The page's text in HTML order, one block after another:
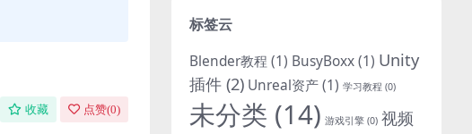
收藏 点赞(0)
标签云
Blender教程 (1) BusyBoxx(1) Unity
插件 (2) Unreal资产(1) 学习教程 (0)
未分类 (14) 游戏引擎 (0) 视频